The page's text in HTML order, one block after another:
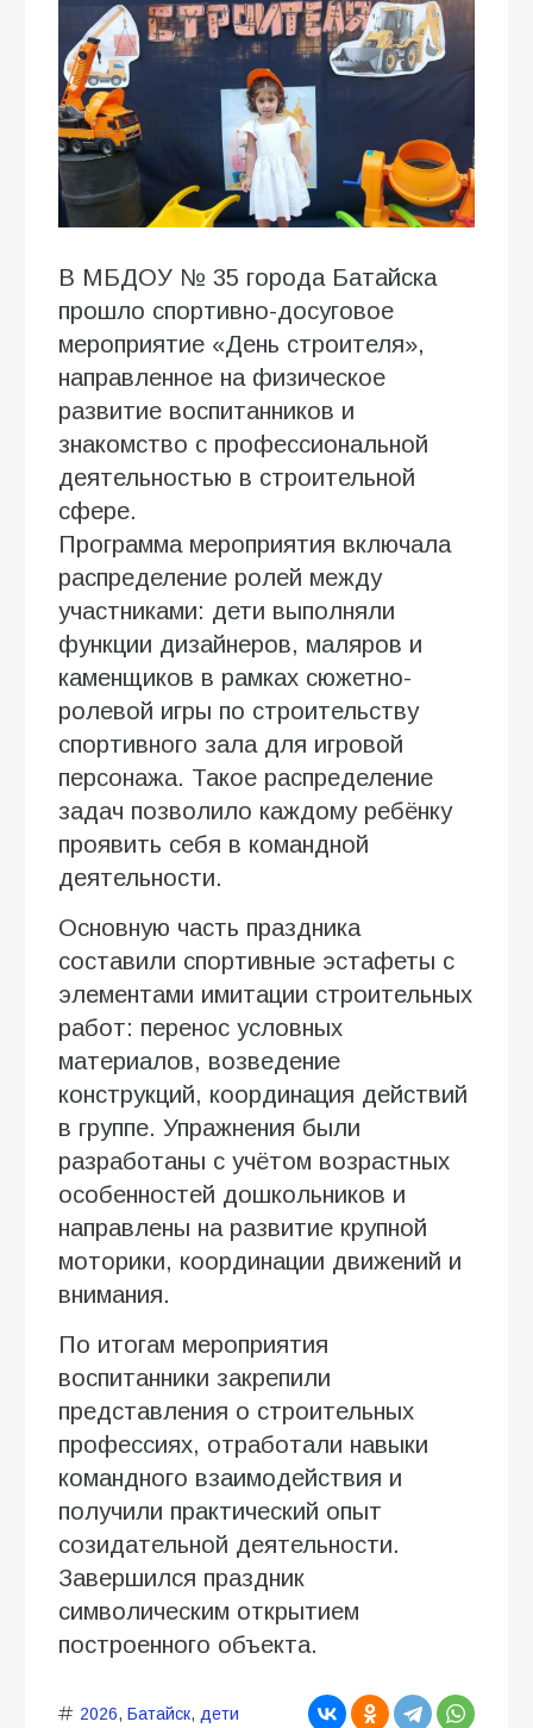
В МБДОУ № 35 города Батайска
прошло спортивно-досуговое
мероприятие «День строителя»,
направленное на физическое
развитие воспитанников и
знакомство с профессиональной
деятельностью в строительной
сфере.
Программа мероприятия включала
распределение ролей между
участниками: дети выполняли
функции дизайнеров, маляров и
каменщиков в рамках сюжетно-
ролевой игры по строительству
спортивного зала для игровой
персонажа. Такое распределение
задач позволило каждому ребёнку
проявить себя в командной
деятельности.
Основную часть праздника
составили спортивные эстафеты с
элементами имитации строительных
работ: перенос условных
материалов, возведение
конструкций, координация действий
в группе. Упражнения были
разработаны с учётом возрастных
особенностей дошкольников и
направлены на развитие крупной
моторики, координации движений и
внимания.
По итогам мероприятия
воспитанники закрепили
представления о строительных
профессиях, отработали навыки
командного взаимодействия и
получили практический опыт
созидательной деятельности.
Завершился праздник
символическим открытием
построенного объекта.
2026, Батайск, дети